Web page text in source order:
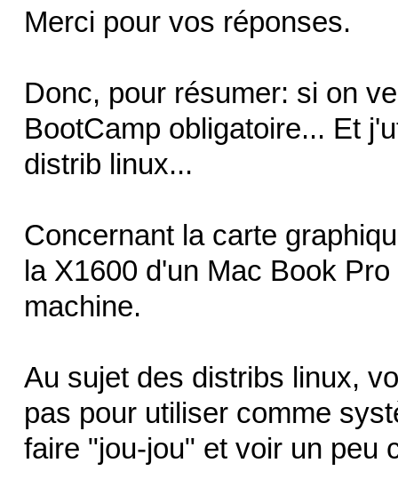
Merci pour vos réponses.
Donc, pour résumer: si on
BootCamp obligatoire... Et
distrib linux...
Concernant la carte
la X1600 d'un Mac Book
machine.
Au sujet des distribs linux,
pas pour utiliser comme
faire "jou-jou" et voir un peu